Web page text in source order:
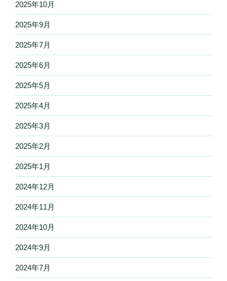
2025年10月
2025年9月
2025年7月
2025年6月
2025年5月
2025年4月
2025年3月
2025年2月
2025年1月
2024年12月
2024年11月
2024年10月
2024年9月
2024年7月